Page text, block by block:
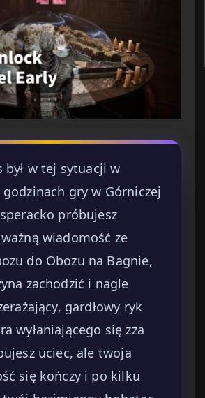
był w tej sytuacji w
gry w Górniczej
próbujesz
wiadomość ze
do Obozu na Bagnie,
zachodzić i nagle
gardłowy ryk
wyłaniającego się zza
uciec, ale twoja
się kończy i po kilku